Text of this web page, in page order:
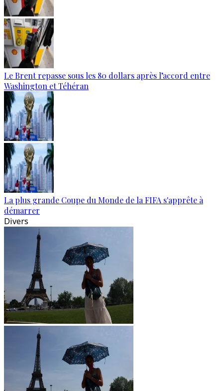
Le Brent repasse sous les 80 dollars après l’accord entre
Washington et Téhéran
La plus grande Coupe du Monde de la FIFA s'apprête à
démarrer
Divers